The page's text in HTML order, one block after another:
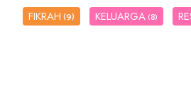
FIKRAH(9) KELUARGA (8)